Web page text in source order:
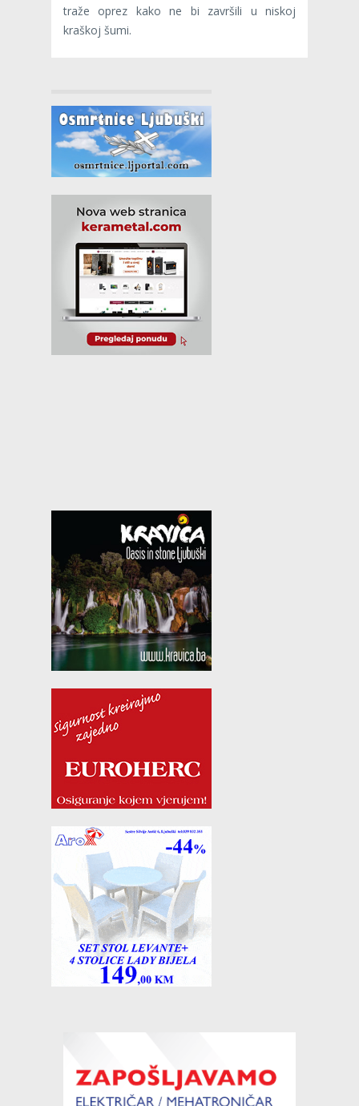
traže oprez kako ne bi završili u niskoj
kraškoj šumi.